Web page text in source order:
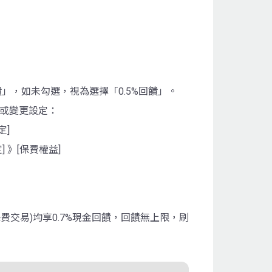
，如未勾選，視為選擇「0.5%回饋」。
變更設定：
]
》[保費權益]
易)均享0.7%現金回饋，回饋無上限，刷